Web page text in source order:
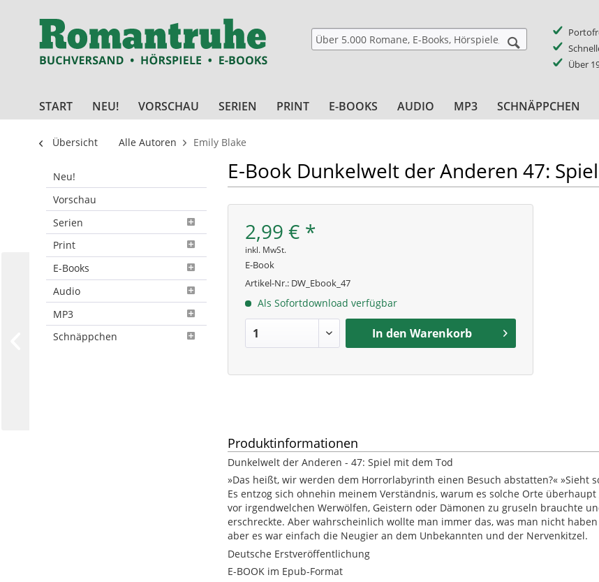
Über
START NEU! VORSCHAU SERIEN PRINT E-BOOKS AUDIO MP3 SCHNÄPPCHEN
Übersicht Alle Autoren Emily Blake
Neu!
Vorschau
Serien
Print
E-Books
Audio
MP3
Schnäppchen
E-Book Dunkelwelt der Anderen 47:
2,99 € *
inkl. MwSt.
E-Book
Artikel-Nr.: DW_Ebook_47
Als Sofortdownload verfügbar
In den Warenkorb
Produktinformationen
Dunkelwelt der Anderen - 47: Spiel mit dem Tod
»Das heißt, wir werden dem Horrorlabyrinth einen Besuch abstatten?« »Sieht
Es entzog sich ohnehin meinem Verständnis, warum es solche Orte
vor irgendwelchen Werwölfen, Geistern oder Dämonen zu gruseln brauchte
erschreckte. Aber wahrscheinlich wollte man immer das, was man nicht
aber es war einfach die Neugier an dem Unbekannten und der Nervenkitzel.
Deutsche Erstveröffentlichung
E-BOOK im Epub-Format